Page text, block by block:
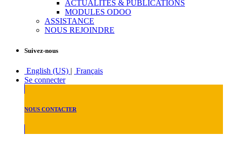
ACTUALITÉS & PUBLICATIONS
MODULES ODOO
ASSISTANCE
NOUS REJOINDRE
Suivez-nous
English (US) | Français
Se connecter
NOUS CONTACTER